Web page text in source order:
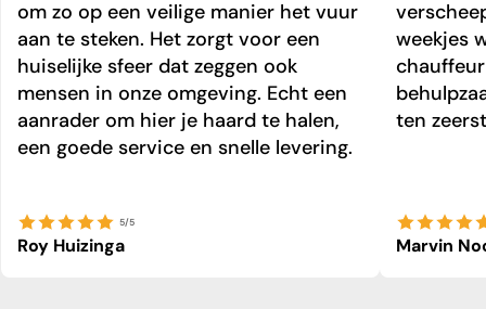
om zo op een veilige manier het vuur
aan te steken. Het zorgt voor een
huiselijke sfeer dat zeggen ook
mensen in onze omgeving. Echt een
aanrader om hier je haard te halen,
een goede service en snelle levering.
5/5
Roy Huizinga
weekjes
ten
Marvin